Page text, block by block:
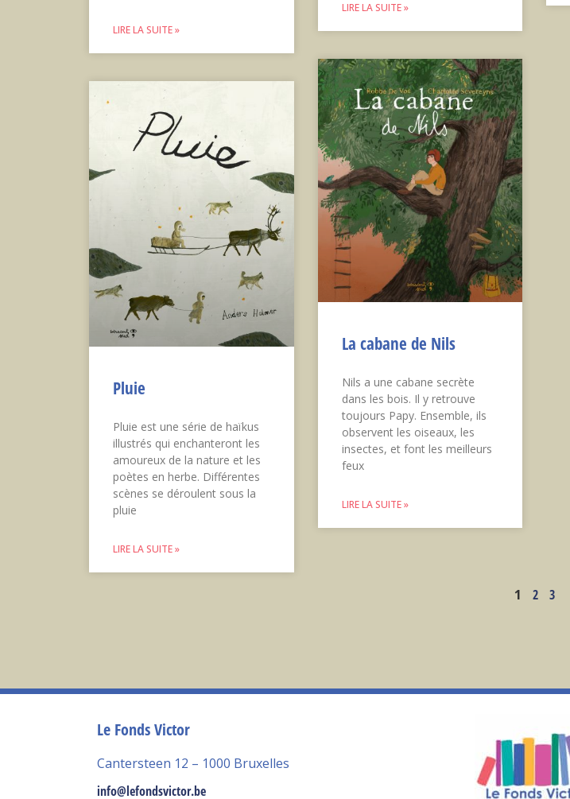
LIRE LA SUITE »
LIRE LA SUITE »
Pluie
Pluie est une série de haïkus
illustrés qui enchanteront les
amoureux de la nature et les
poètes en herbe. Différentes
scènes se déroulent sous la
pluie
LIRE LA SUITE »
La cabane de Nils
Nils a une cabane secrète
dans les bois. Il y retrouve
toujours Papy. Ensemble, ils
observent les oiseaux, les
insectes, et font les meilleurs
feux
LIRE LA SUITE »
1 2 3
Le Fonds Victor
Cantersteen 12 – 1000 Bruxelles
info@lefondsvictor.be